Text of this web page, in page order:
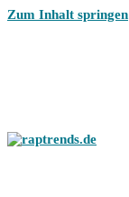
Zum Inhalt springen